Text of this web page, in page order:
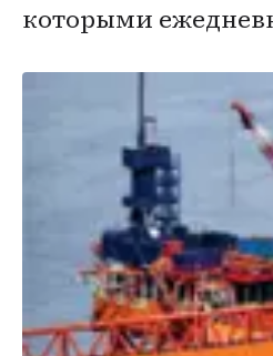
которыми